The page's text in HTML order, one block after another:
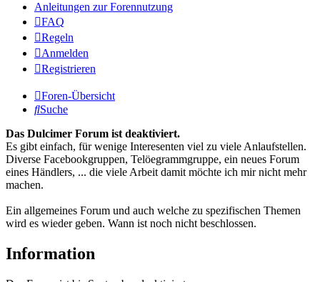
Anleitungen zur Forennutzung
FAQ
Regeln
Anmelden
Registrieren
Foren-Übersicht
Suche
Das Dulcimer Forum ist deaktiviert.
Es gibt einfach, für wenige Interesenten viel zu viele Anlaufstellen.
Diverse Facebookgruppen, Telöegrammgruppe, ein neues Forum
eines Händlers, ... die viele Arbeit damit möchte ich mir nicht mehr
machen.
Ein allgemeines Forum und auch welche zu spezifischen Themen
wird es wieder geben. Wann ist noch nicht beschlossen.
Information